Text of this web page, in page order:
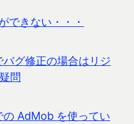
できない・・・
グ修正の場合はリジ
問
AdMob を使ってい